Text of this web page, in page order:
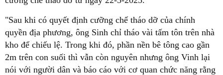
"Sau khi có quyết định cưỡng chế tháo dỡ của chính
quyền địa phương, ông Sinh chỉ tháo vài tấm tôn trên nhà
kho để chiếu lệ. Trong khi đó, phần nền bê tông cao gần
2m trên con suối thì vẫn còn nguyên nhưng ông Vinh lại
nói với người dân và báo cáo với cơ quan chức năng rằng